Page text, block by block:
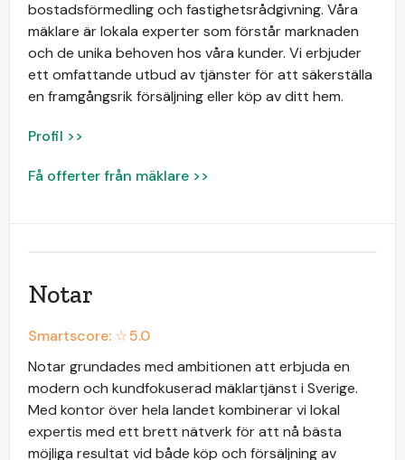
bostadsförmedling och fastighetsrådgivning. Våra
mäklare är lokala experter som förstår marknaden
och de unika behoven hos våra kunder. Vi erbjuder
ett omfattande utbud av tjänster för att säkerställa
en framgångsrik försäljning eller köp av ditt hem.
Profil >>
Få offerter från mäklare >>
Notar
Smartscore: ☆5.0
Notar grundades med ambitionen att erbjuda en
modern och kundfokuserad mäklartjänst i Sverige.
Med kontor över hela landet kombinerar vi lokal
expertis med ett brett nätverk för att nå bästa
möjliga resultat vid både köp och försäljning av